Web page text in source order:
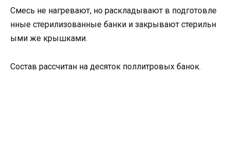
Смесь не нагревают, но раскладывают в подготовле
нные стерилизованные банки и закрывают стерильн
ыми же крышками.
Состав рассчитан на десяток поллитровых банок.